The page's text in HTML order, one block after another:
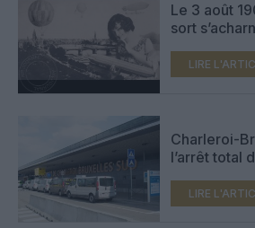
Le 3 août
sort
LIRE
Charleroi-
l’arrêt total
vers Liège
LIRE